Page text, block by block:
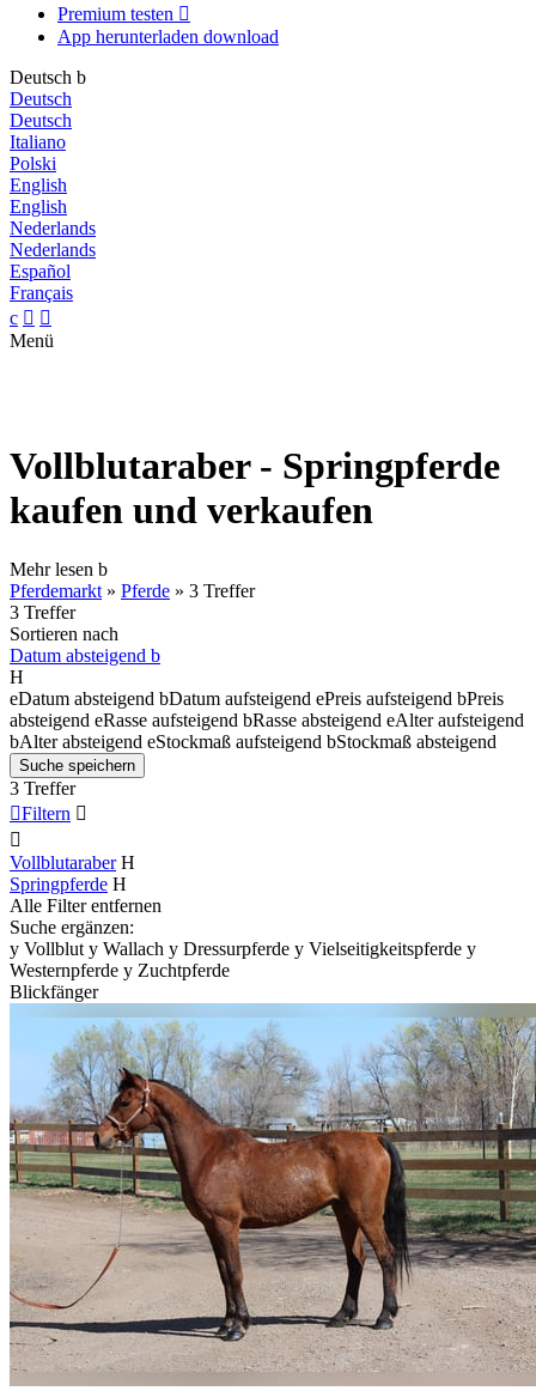
Premium testen 
App herunterladen download
Deutsch b
Deutsch
Deutsch
Italiano
Polski
English
English
Nederlands
Nederlands
Español
Français
c  
Menü
Vollblutaraber - Springpferde
kaufen und verkaufen
Mehr lesen b
Pferdemarkt » Pferde » 3 Treffer
3 Treffer
Sortieren nach
Datum absteigend b
H
eDatum absteigend bDatum aufsteigend ePreis aufsteigend bPreis
absteigend eRasse aufsteigend bRasse absteigend eAlter aufsteigend
bAlter absteigend eStockmaß aufsteigend bStockmaß absteigend
Suche speichern
3 Treffer
Filtern 

Vollblutaraber H
Springpferde H
Alle Filter entfernen
Suche ergänzen:
y Vollblut y Wallach y Dressurpferde y Vielseitigkeitspferde y
Westernpferde y Zuchtpferde
Blickfänger